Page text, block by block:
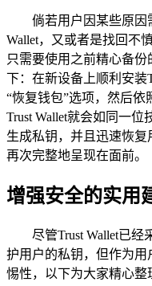
倘若用户因某些原因
Wallet，又或者是找回不
只需要使用之前精心备
下：在新设备上顺利安装
“恢复钱包”选项，然后依
Trust Wallet就会如同一
生成私钥，并且迅速恢
再次完整地呈现在面前。
增强安全的实用
尽管Trust Wallet已
护用户的私钥，但作为
惕性，以下为大家精心整